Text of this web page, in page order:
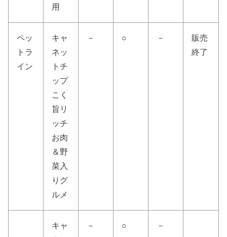
用
ペッ
トラ
イン
キャ
ネッ
トチ
ップ
こく
旨リ
ッチ
お肉
＆野
菜入
りグ
ルメ
－ ○ －
販売
終了
キャ
－ ○ －